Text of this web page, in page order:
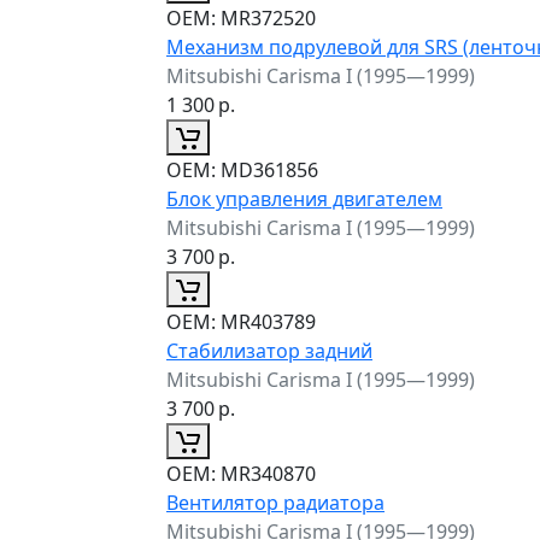
ОЕМ: MR372520
Механизм подрулевой для SRS
Mitsubishi Carisma I (1995—1999)
1 300р.
ОЕМ: MD361856
Блок управления двигателем
Mitsubishi Carisma I (1995—1999)
3 700р.
ОЕМ: MR403789
Стабилизатор задний
Mitsubishi Carisma I (1995—1999)
3 700р.
ОЕМ: MR340870
Вентилятор радиатора
Mitsubishi Carisma I (1995—1999)